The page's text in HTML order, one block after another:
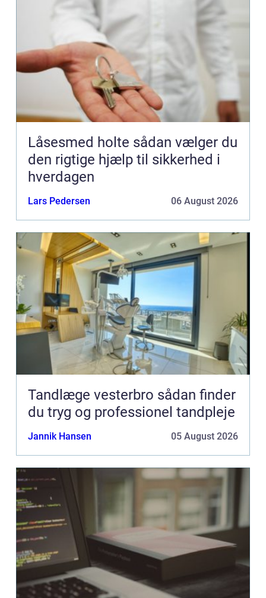
Låsesmed holte sådan vælger du
den rigtige hjælp til sikkerhed i
hverdagen
Lars Pedersen 06 August 2026
Tandlæge vesterbro sådan finder
du tryg og professionel tandpleje
Jannik Hansen 05 August 2026